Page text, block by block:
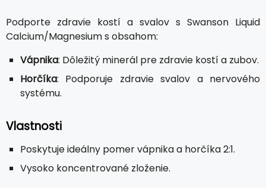
Podporte zdravie kostí a svalov s Swanson Liquid
Calcium/Magnesium s obsahom:
Vápnika: Dôležitý minerál pre zdravie kostí a zubov.
Horčíka: Podporuje zdravie svalov a nervového
systému.
Vlastnosti
Poskytuje ideálny pomer vápnika a horčíka 2:1.
Vysoko koncentrované zloženie.